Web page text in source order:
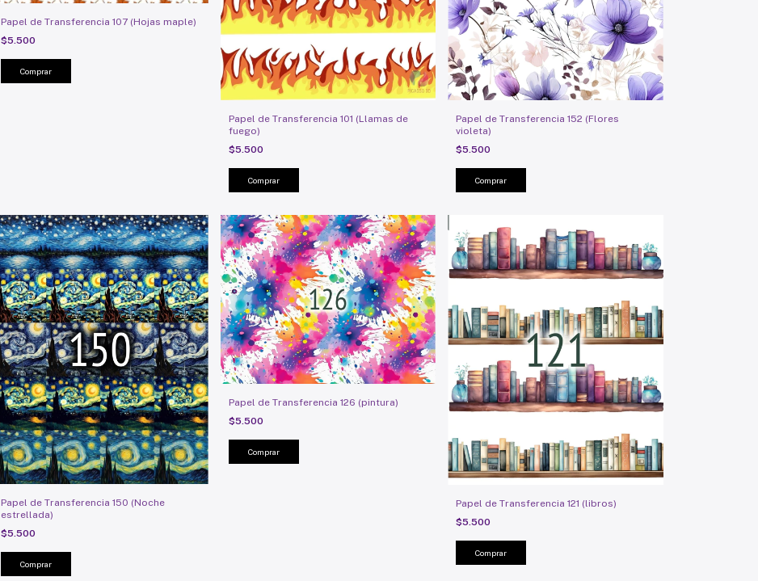
Papel de Transferencia 107 (Hojas maple)
$5.500
Papel de Transferencia 101 (Llamas de
fuego)
$5.500
Papel de Transferencia 152 (Flores
violeta)
$5.500
Papel de Transferencia 150 (Noche
estrellada)
$5.500
Papel de Transferencia 126 (pintura)
$5.500
Papel de Transferencia 121 (libros)
$5.500